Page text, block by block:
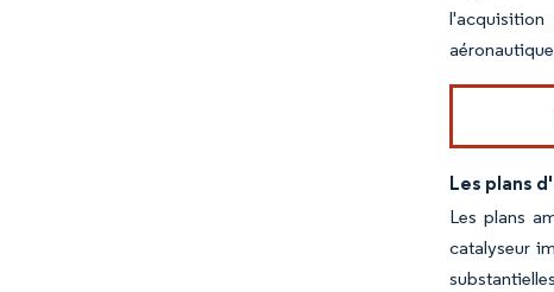
Les plans
Les plans
catalyseur